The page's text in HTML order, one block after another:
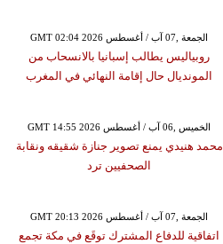
GMT 02:04 2026 الجمعة ,07 آب / أغسطس
روبياليس يطالب إسبانيا بالانسحاب من
المونديال حال إقامة النهائي في المغرب
GMT 14:55 2026 الخميس ,06 آب / أغسطس
محمد هنيدي يمنع تصوير جنازة شقيقه ونقابة
الصحفيين ترد
GMT 20:13 2026 الجمعة ,07 آب / أغسطس
اتفاقية للدفاع المشترك توقَع في مكة تجمع